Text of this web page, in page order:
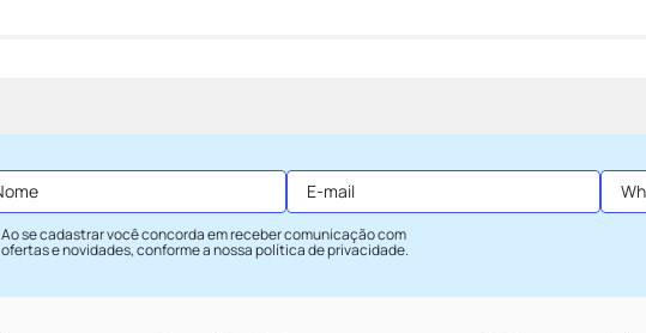
Ao se cadastrar você concorda em receber comunicação com
ofertas e novidades, conforme a nossapolítica de privacidade.